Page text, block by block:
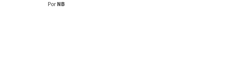
Por NB